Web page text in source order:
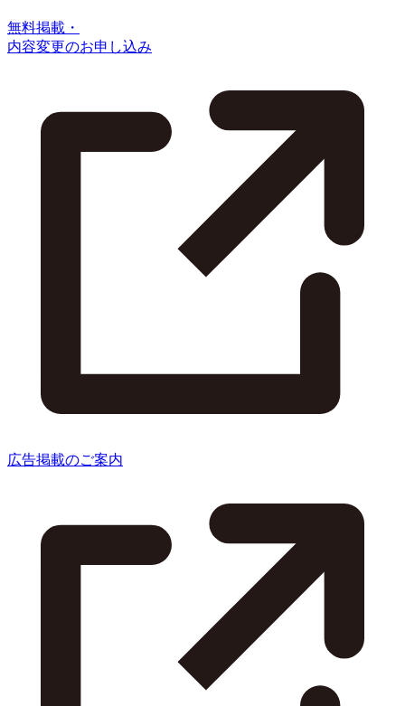
無料掲載・
内容変更のお申し込み
広告掲載のご案内